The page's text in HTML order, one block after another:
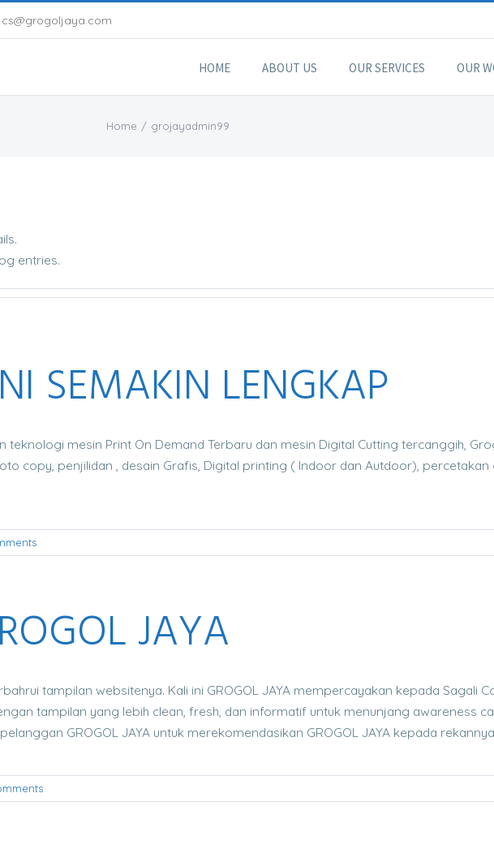
cs@grogoljaya.com
HOME ABOUT US OUR SERVICES OUR
Home / grojayadmin99
entries.
SEMAKIN LENGKAP
mesin Print On Demand Terbaru dan mesin Digital Cutting tercanggih,
copy, penjilidan , desain Grafis, Digital printing ( Indoor dan Autdoor),
JAYA
tampilan websitenya. Kali ini GROGOL JAYA mempercayakan kepada Sagali
tampilan yang lebih clean, fresh, dan informatif untuk menunjang awareness
GROGOL JAYA untuk merekomendasikan GROGOL JAYA kepada